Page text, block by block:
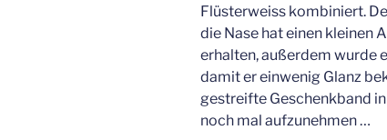
Flüsterweiss kombiniert.
die Nase hat einen kleinen
erhalten, außerdem wurde
damit er einwenig Glanz
gestreifte Geschenkband
noch mal aufzunehmen …